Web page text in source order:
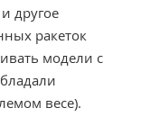
другое
ракеток
модели с
весе).